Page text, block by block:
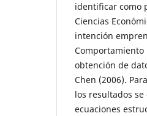
identificar como
Ciencias
intención
Comportamiento
obtención de
Chen (2006).
los resultados
ecuaciones